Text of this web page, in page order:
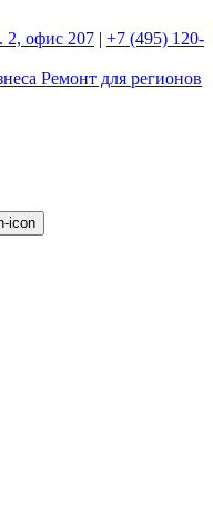
2, офис 207 | +7 (495) 120-
Ремонт для регионов